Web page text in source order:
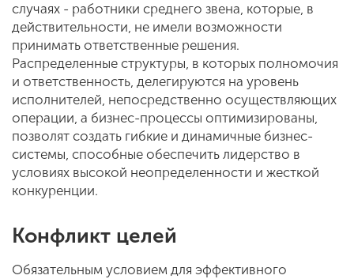
случаях - работники среднего звена, которые, в
действительности, не имели возможности
принимать ответственные решения.
Распределенные структуры, в которых полномочия
и ответственность, делегируются на уровень
исполнителей, непосредственно осуществляющих
операции, а бизнес-процессы оптимизированы,
позволят создать гибкие и динамичные бизнес-
системы, способные обеспечить лидерство в
условиях высокой неопределенности и жесткой
конкуренции.
Конфликт целей
Обязательным условием для эффективного